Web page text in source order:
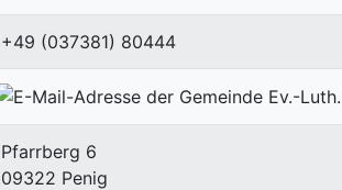
+49 (037381) 80444
Pfarrberg 6
09322 Penig